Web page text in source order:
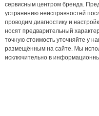
сервисным центром бренда.
устранению неисправностей
проводим диагностику и
носят предварительный
точную стоимость уточняйте у
размещённым на сайте. Мы
исключительно в